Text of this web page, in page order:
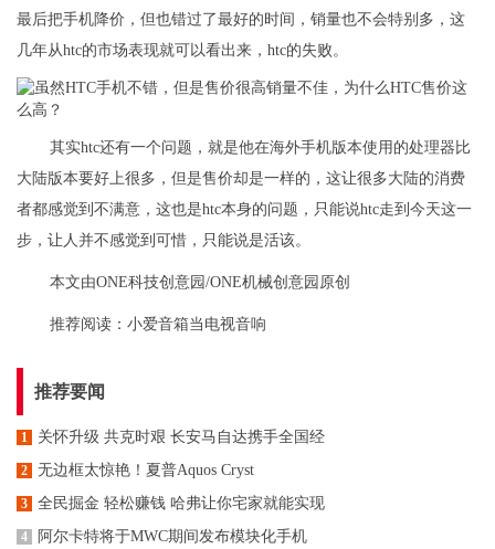
最后把手机降价，但也错过了最好的时间，销量也不会特别多，这
几年从htc的市场表现就可以看出来，htc的失败。
其实htc还有一个问题，就是他在海外手机版本使用的处理器比
大陆版本要好上很多，但是售价却是一样的，这让很多大陆的消费
者都感觉到不满意，这也是htc本身的问题，只能说htc走到今天这一
步，让人并不感觉到可惜，只能说是活该。
本文由ONE科技创意园/ONE机械创意园原创
推荐阅读： 小爱音箱当电视音响
推荐要闻
1 关怀升级 共克时艰 长安马自达携手全国经
2 无边框太惊艳！夏普Aquos Cryst
3 全民掘金 轻松赚钱 哈弗让你宅家就能实现
4 阿尔卡特将于MWC期间发布模块化手机